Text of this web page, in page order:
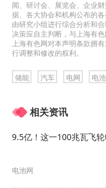
的“CLNB 2024（
会”将在“苏州国际
闻、研讨会、展览会、企业
据、各大协会和机构公布的
由研究小组进行综合分析和
决策应自主判断，与上海有色
上海有色网对本声明条款拥
行调整和修改的权利。
储能 汽车 电网 电池
相关资讯
9.5亿！这一100兆瓦飞
电池网